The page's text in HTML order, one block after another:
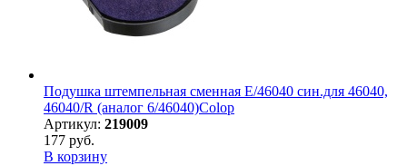
Подушка штемпельная сменная E/46040 син.для 46040,
46040/R (аналог 6/46040)Colop
Артикул: 219009
177 руб.
В корзину